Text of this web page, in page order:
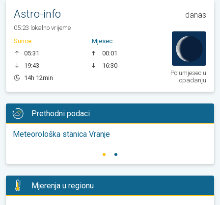
Astro-info danas
05:23 lokalno vrijeme
Sunce
05:31
19:43
14h 12min
Mjesec
00:01
16:30
Polumjesec u
opadanju
Prethodni podaci
Meteorološka stanica Vranje
Mjerenja u regionu